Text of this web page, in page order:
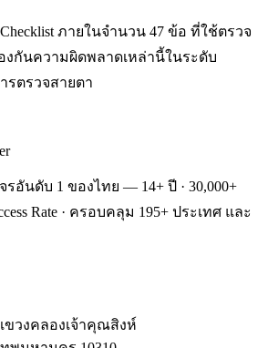
Checklist ภายในจำนวน 47 ข้อ ที่ใช้ตรวจ
งกันความผิดพลาดเหล่านี้ในระดับ
รตรวจสายตา
อันดับ 1 ของไทย — 14+ ปี · 30,000+
Rate · ครอบคลุม 195+ ประเทศ และ
ขวงคลองเจ้าคุณสิงห์